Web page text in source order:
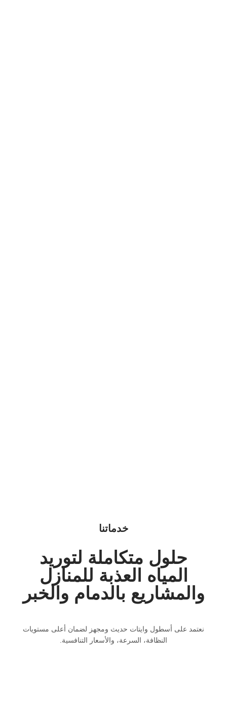
خدماتنا
حلول متكاملة لتوريد
المياه العذبة للمنازل
والمشاريع بالدمام والخبر
نعتمد على أسطول وايتات حديث ومجهز لضمان أعلى مستويات
النظافة، السرعة، والأسعار التنافسية.